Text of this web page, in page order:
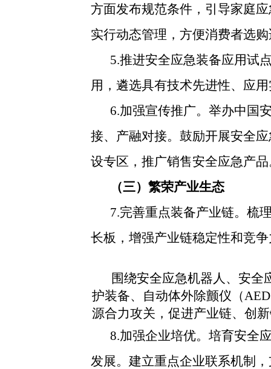
方面发布规范条件，引导家庭
实行动态管理，方便消费者选
5.推进安全应急装备应用试
用，遴选具有技术先进性、应
6.加强宣传推广。举办中国
接、产融对接。鼓励开展安全
设专区，推广销售安全应急产
（三）繁荣产业生态
7.完善重点装备产业链。梳
长板，增强产业链稳定性和竞
围绕安全应急机器人、安
护装备、自动体外除颤仪（
源合力攻关，促进产业链、创
8.加强企业培优。培育安全
发展。建立重点企业联系机制